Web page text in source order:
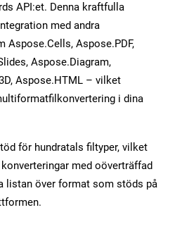
API:et. Denna kraftfulla
med andra
Aspose.Cells, Aspose.PDF,
Aspose.Diagram,
Aspose.HTML – vilket
i dina
för hundratals filtyper, vilket
med oöverträffad
listan över format som stöds på